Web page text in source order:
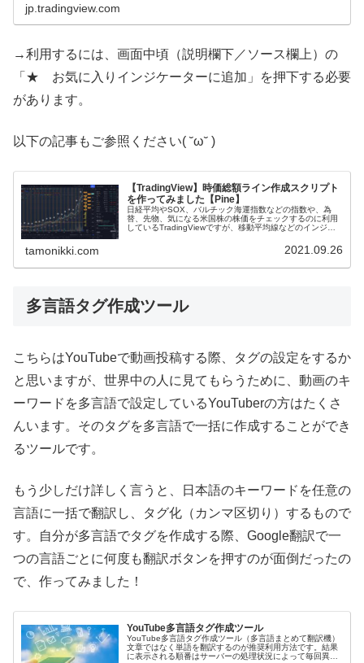
jp.tradingview.com
→利用するには、画面中頃（説明欄下／ソース欄上）の
「★ お気に入りインジケーターに追加」を押下する必要
があります。
以下の記事もご参照ください( ˘ω˘ )
【TradingView】時価総額ライン作成スクリプト
を作ってみました【Pine】
日経平均やSOX、バルチック海運指数などの指数や、為
替、先物、気になる米国株の株価をチェックするのに利用
しているTradingViewですが、移動平均線などのインジケ
tamonikki.com 2021.09.26
多言語タグ作成ツール
こちらはYouTubeで動画投稿する際、タグの設定をするか
と思いますが、世界中の人に見てもらうために、動画のキ
ーワードを多言語で設定しているYouTuberの方はたくさ
んいます。そのタグを多言語で一括に作成することができ
るツールです。
もう少しだけ詳しく言うと、日本語のキーワードを任意の
言語に一括で翻訳し、タグ化（カンマ区切り）するもので
す。自分が多言語でタグを作成する際、Google翻訳で一
つの言語ごとに何度も翻訳ボタンを押すのが面倒だったの
で、作ってみました！
YouTube多言語タグ作成ツール
YouTube多言語タグ作成ツール（多言語まとめて翻訳機）
文章ではなく単語を翻訳するのが推奨利用方法です。結果
に表示される順番はサーバーの処理状況によって毎回異な